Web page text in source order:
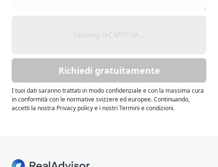
Loading reCAPTCHA...
Richiedi gratuitamente
I tuoi dati saranno trattati in modo confidenziale e con la massima cura
in conformità con le normative svizzere ed europee. Continuando,
accetti la nostra Privacy policy e i nostri Termini e condizioni.